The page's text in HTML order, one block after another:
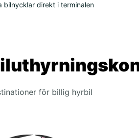
bilnycklar direkt i terminalen
för billig hyrbil